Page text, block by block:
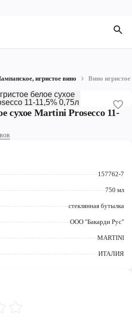
игристое вино Вино
сухое Martini Prosecco 11-
157762-7
750 мл
стеклянная бутылка
ООО "Бакарди Рус"
MARTINI
ИТАЛИЯ